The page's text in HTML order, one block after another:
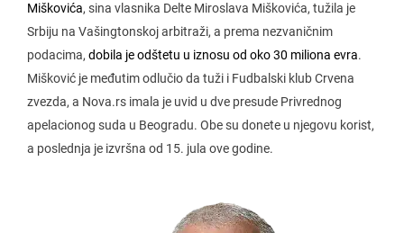
Miškovića, sina vlasnika Delte Miroslava Miškovića, tužila je
Srbiju na Vašingtonskoj arbitraži, a prema nezvaničnim
podacima, dobila je odštetu u iznosu od oko 30 miliona evra.
Mišković je međutim odlučio da tuži i Fudbalski klub Crvena
zvezda, a Nova.rs imala je uvid u dve presude Privrednog
apelacionog suda u Beogradu. Obe su donete u njegovu korist,
a poslednja je izvršna od 15. jula ove godine.